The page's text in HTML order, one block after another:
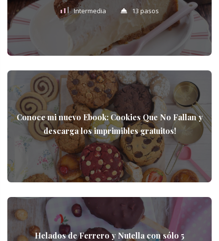
Intermedia 13 pasos
Conoce mi nuevo Ebook: Cookies Que No Fallan y
descarga los imprimibles gratuitos!
Helados de Ferrero y Nutella con sólo 5